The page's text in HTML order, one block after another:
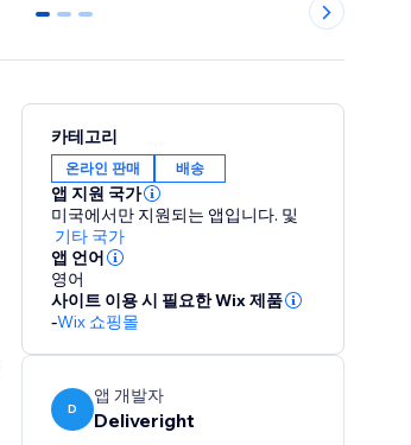
0 1 2
카테고리
온라인 판매 배송
앱 지원 국가
미국에서만 지원되는 앱입니다. 및
기타 국가
앱 언어
영어
사이트 이용 시 필요한 Wix 제품
-Wix 쇼핑몰
D
앱 개발자
Deliveright